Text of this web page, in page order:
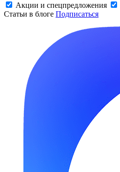
Акции и спецпредложения
Статьи в блоге Подписаться